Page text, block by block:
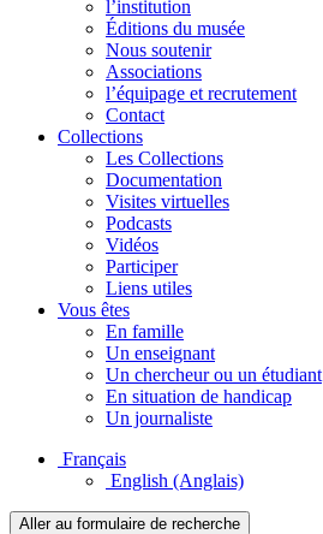
l’institution
Éditions du musée
Nous soutenir
Associations
l’équipage et recrutement
Contact
Collections
Les Collections
Documentation
Visites virtuelles
Podcasts
Vidéos
Participer
Liens utiles
Vous êtes
En famille
Un enseignant
Un chercheur ou un étudiant
En situation de handicap
Un journaliste
Français
English (Anglais)
Aller au formulaire de recherche